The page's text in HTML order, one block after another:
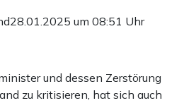
28.01.2025 um 08:51 Uhr
und dessen Zerstörung
zu kritisieren, hat sich auch